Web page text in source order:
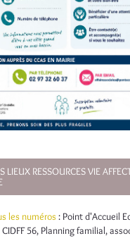
LIEUX RESSOURCES VIE
les numéros : Point d'Accueil
56, Planning familial,